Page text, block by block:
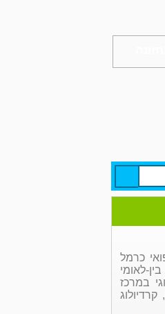
כרמל
לאומי
במרכז